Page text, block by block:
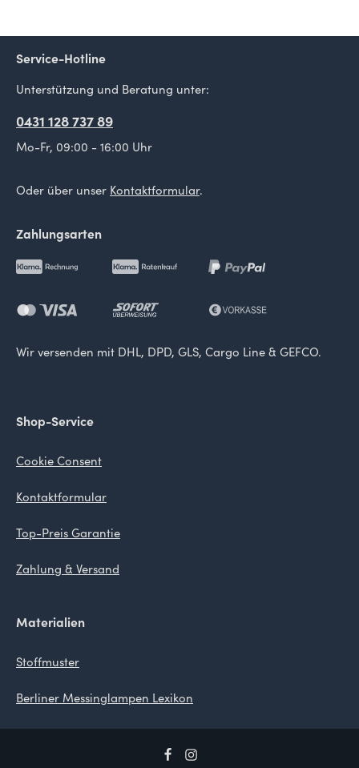
Service-Hotline
Unterstützung und Beratung unter:
0431 128 737 89
Mo-Fr, 09:00 - 16:00 Uhr
Oder über unser Kontaktformular.
Zahlungsarten
Wir versenden mit DHL, DPD, GLS, Cargo Line & GEFCO.
Shop-Service
Cookie Consent
Kontaktformular
Top-Preis Garantie
Zahlung & Versand
Materialien
Stoffmuster
Berliner Messinglampen Lexikon